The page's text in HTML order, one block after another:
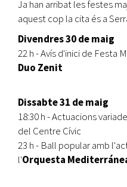
Ja han arribat les festes
aquest cop la cita és a
Divendres 30 de maig
22 h - Avís d'inici de Festa
Duo Zenit
Dissabte 31 de maig
18:30 h - Actuacions
del Centre Cívic
23 h - Ball popular amb
l'Orquesta